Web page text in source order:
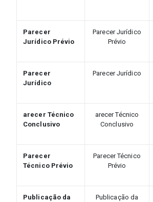
Parecer
Jurídico Prévio
Parecer Jurídico
Prévio
Parecer
Jurídico
Parecer Jurídico
arecer Técnico
Conclusivo
arecer Técnico
Conclusivo
Parecer
Técnico Prévio
Parecer Técnico
Prévio
Publicação da
Publicação da